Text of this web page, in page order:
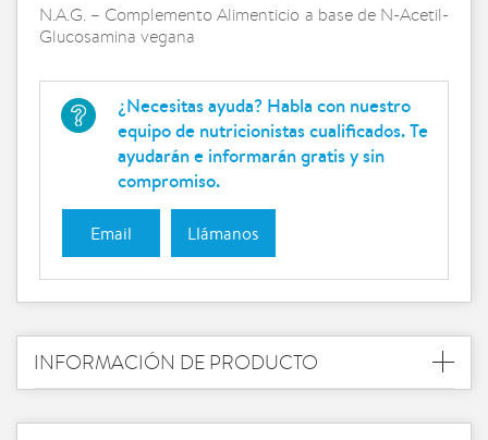
N.A.G. – Complemento Alimenticio a base de N-Acetil-
Glucosamina vegana
¿Necesitas ayuda? Habla con nuestro
equipo de nutricionistas cualificados. Te
ayudarán e informarán gratis y sin
compromiso.
Email Llámanos
INFORMACIÓN DE PRODUCTO